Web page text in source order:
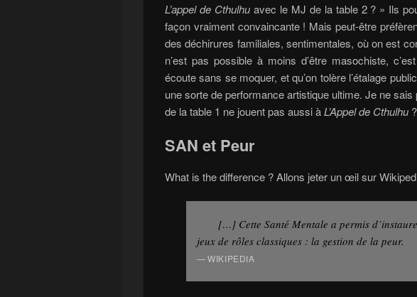
L’appel de Cthulhuavec le MJ de la table 2 ? » Ils
façon vraiment convaincante ! Mais peut-être
des déchirures familiales, sentimentales, où on est
n’est pas possible à moins d’être masochiste,
écoute sans se moquer, et qu’on tolère l’étalage
une sorte de performance artistique ultime. Je ne
de la table 1 ne jouent pas aussi àL’Appel de Cthulhu ?
SAN et Peur
What is the difference ? Allons jeter un œil sur
[…] Cette Santé Mentale a permis
jeux de rôles classiques : la gestion de la peur.
WIKIPEDIA